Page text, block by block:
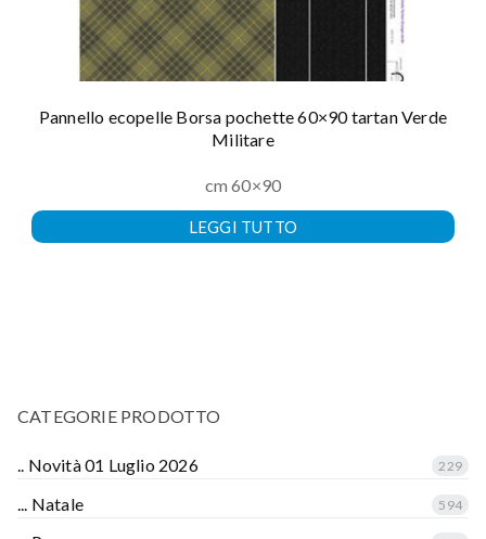
Pannello ecopelle Borsa pochette 60×90 tartan Verde
Militare
cm 60×90
LEGGI TUTTO
CATEGORIE PRODOTTO
.. Novità 01 Luglio 2026 229
... Natale 594